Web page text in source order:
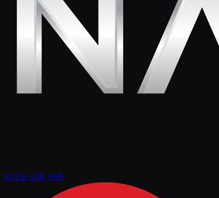
비디오 상점 언론